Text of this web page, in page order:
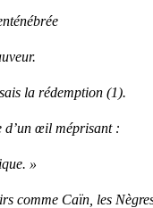
la rédemption (1).
d’un œil méprisant :
»
comme Caïn, les